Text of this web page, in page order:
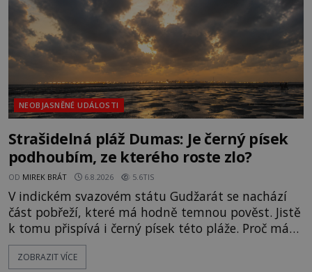
NEOBJASNĚNÉ UDÁLOSTI
Strašidelná pláž Dumas: Je černý písek
podhoubím, ze kterého roste zlo?
OD MIREK BRÁT 6.8.2026 5.6TIS
V indickém svazovém státu Gudžarát se nachází
část pobřeží, které má hodně temnou pověst. Jistě
k tomu přispívá i černý písek této pláže. Proč má
pláž takové netypické zbarvení? Nakolik jsou
pravdivé historky, že zde došlo k nevysvětlitelným
ZOBRAZIT VÍCE